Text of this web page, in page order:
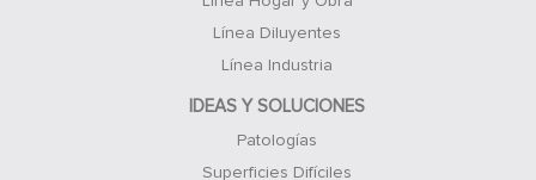
Línea Diluyentes
Línea Industria
IDEAS Y SOLUCIONES
Patologías
Superficies Difíciles